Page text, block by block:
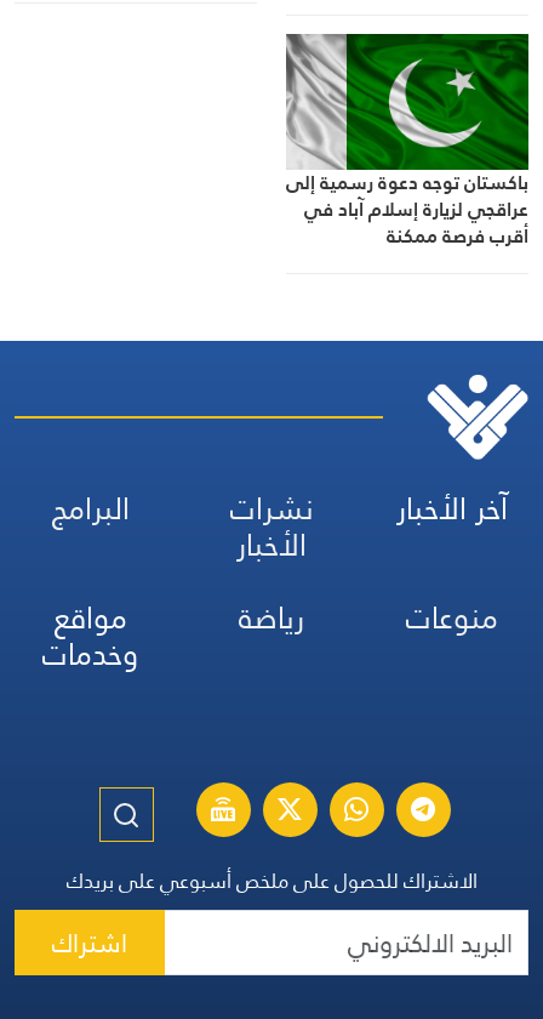
باكستان توجه دعوة رسمية إلى
عراقجي لزيارة إسلام آباد في
أقرب فرصة ممكنة
آخر الأخبار نشرات
الأخبار
البرامج
منوعات
رياضة مواقع
وخدمات
الاشتراك للحصول على ملخص أسبوعي على بريدك
اشتراك